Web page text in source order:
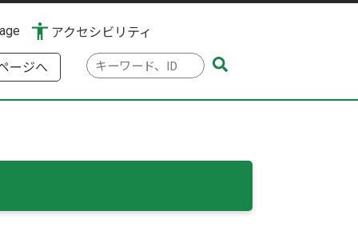
アクセシビリティ
ージへ
検
索
キ
ー